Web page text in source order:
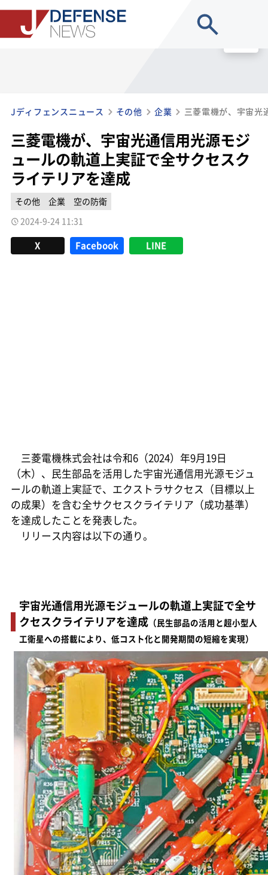
Jディフェンスニュース その他 企業
三菱電機が、宇宙光通信用光源モジ
ュールの軌道上実証で全サクセスク
ライテリアを達成
その他 企業
空の防衛
2024-9-24 11:31
X Facebook LINE
三菱電機株式会社は令和6（2024）年9月19日
（木）、民生部品を活用した宇宙光通信用光源モジュ
ールの軌道上実証で、エクストラサクセス（目標以上
の成果）を含む全サクセスクライテリア（成功基準）
を達成したことを発表した。
リリース内容は以下の通り。
宇宙光通信用光源モジュールの軌道上実証で全サ
クセスクライテリアを達成（民生部品の活用と超小型人
工衛星への搭載により、低コスト化と開発期間の短縮を実現）